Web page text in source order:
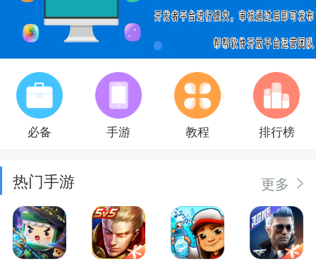
必备 手游 教程 排行榜
热门手游 更多